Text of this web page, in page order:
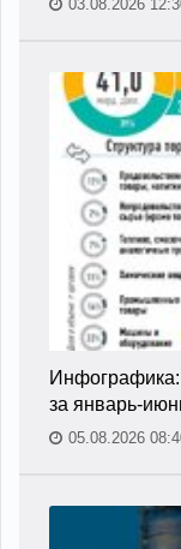
03.08.2026
Инфографика:
за январь-
05.08.2026